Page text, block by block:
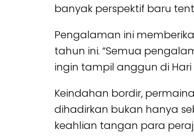
banyak perspektif baru
Pengalaman ini
tahun ini. “Semua
ingin tampil anggun di
Keindahan bordir,
dihadirkan bukan hanya
keahlian tangan para